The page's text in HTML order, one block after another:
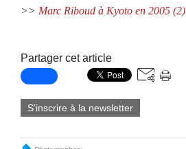
>> Marc Riboud à Kyoto en 2005 (2)
Partager cet article
S'inscrire à la newsletter